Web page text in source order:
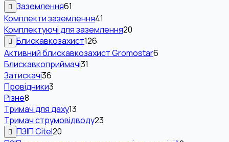
Заземлення61
Комплекти заземлення41
Комплектуючі для заземлення20
Блискавкозахист126
Активний блискавкозахист Gromostar6
Блискавкоприймачі31
Затискачі36
Провідники3
Різне8
Тримач для даху13
Тримач струмовідводу23
ПЗІП Citel20